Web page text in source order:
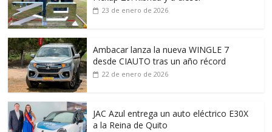
23 de enero de 2026
Ambacar lanza la nueva WINGLE 7
desde CIAUTO tras un año récord
22 de enero de 2026
JAC Azul entrega un auto eléctrico E30X
a la Reina de Quito